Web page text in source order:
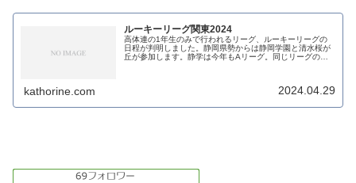
ルーキーリーグ関東2024
高体連の1年生のみで行われるリーグ、ルーキーリーグの
日程が判明しました。静岡県勢からは静岡学園と清水桜が
丘が参加します。静学は今年もAリーグ。同じリーグのチ
kathorine.com 2024.04.29